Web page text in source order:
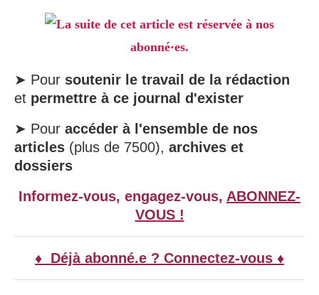
La suite de cet article est réservée à nos
abonné·es.
➤ Pour soutenir le travail de la rédaction
et permettre à ce journal d'exister
➤ Pour accéder à l'ensemble de nos
articles (plus de 7500), archives et
dossiers
Informez-vous, engagez-vous, ABONNEZ-
VOUS !
♦ Déjà abonné.e ? Connectez-vous ♦